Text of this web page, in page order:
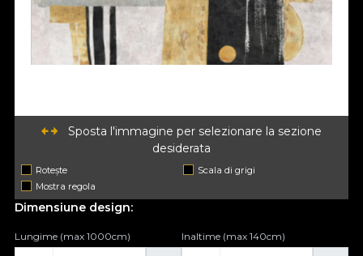
Sposta l'immagine per selezionare la sezione
desiderata
Rotește
Scala di grigi
Mostra regola
Dimensiune design:
Lungime (max 1000cm) Inaltime (max 140cm)